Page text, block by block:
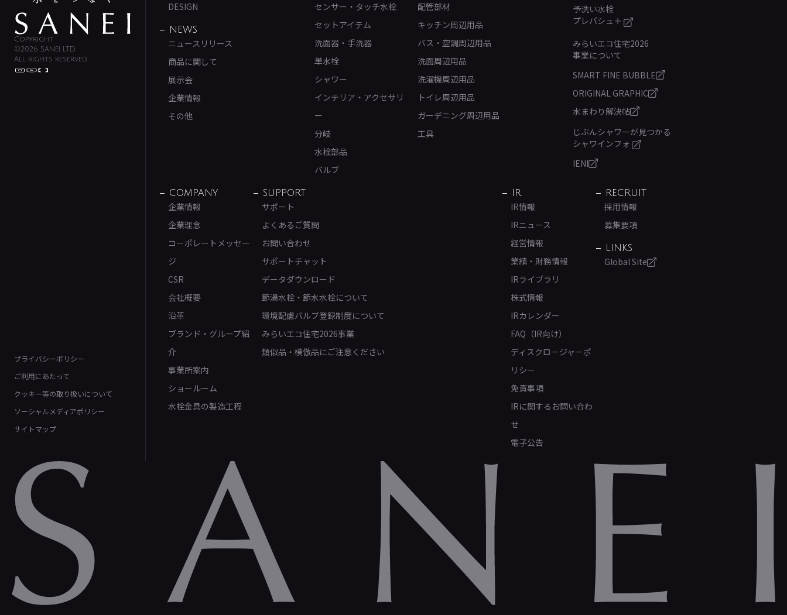
Copyright
©2026 SANEI LTD.
All rights reserved.
プライバシーポリシー
ご利用にあたって
クッキー等の取り扱いについて
ソーシャルメディアポリシー
サイトマップ
DESIGN
NEWS
ニュースリリース
商品に関して
展示会
企業情報
その他
センサー・タッチ水栓
セットアイテム
洗面器・手洗器
単水栓
シャワー
インテリア・アクセサリ
ー
分岐
水栓部品
バルブ
配管部材
キッチン周辺用品
バス・空調周辺用品
洗面周辺用品
洗濯機周辺用品
トイレ周辺用品
ガーデニング周辺用品
工具
予洗い水栓
プレパシュ＋
みらいエコ住宅2026
事業について
SMART FINE BUBBLE
ORIGINAL GRAPHIC
水まわり解決帖
じぶんシャワーが見つかる
シャワインフォ
IENI
COMPANY
企業情報
企業理念
コーポレートメッセー
ジ
CSR
会社概要
沿革
ブランド・グループ紹
介
事業所案内
ショールーム
水栓金具の製造工程
SUPPORT
サポート
よくあるご質問
お問い合わせ
サポートチャット
データダウンロード
節湯水栓・節水水栓について
環境配慮バルブ登録制度について
みらいエコ住宅2026事業
類似品・模倣品にご注意ください
IR
IR情報
IRニュース
経営情報
業績・財務情報
IRライブラリ
株式情報
IRカレンダー
FAQ（IR向け）
ディスクロージャーポ
リシー
免責事項
IRに関するお問い合わ
せ
電子公告
RECRUIT
採用情報
募集要項
LINKS
Global Site